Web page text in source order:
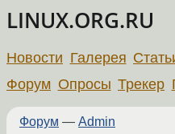
LINUX.ORG.RU
Новости Галерея
Форум Опросы Трекер
Форум — Admin